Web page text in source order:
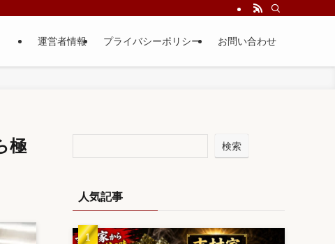
運営者情報 プライバシーポリシー お問い合わせ
極
検索
人気記事